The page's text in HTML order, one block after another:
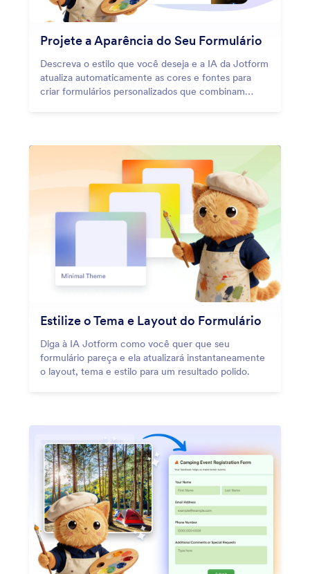
Projete a Aparência do Seu Formulário
Descreva o estilo que você deseja e a IA da Jotform
atualiza automaticamente as cores e fontes para
criar formulários personalizados que combinam
Estilize o Tema e Layout do Formulário
Diga à IA Jotform como você quer que seu
formulário pareça e ela atualizará instantaneamente
o layout, tema e estilo para um resultado polido.